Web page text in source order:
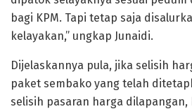
bagi KPM. Tapi tetap saja
kelayakan,” ungkap Junaidi.
Dijelaskannya pula, jika selisih
paket sembako yang telah
selisih pasaran harga dilapangan,